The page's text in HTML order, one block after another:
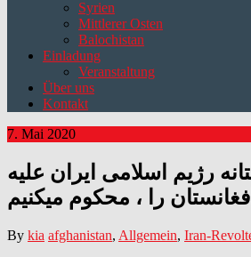
Syrien
Mittlerer Osten
Balochistan
Einladung
Veranstaltung
Über uns
Kontakt
7. Mai 2020
رژیم اسلامی ایران علیه
را ، محکوم میکنیم
By kia afghanistan, Allgemein, Iran-